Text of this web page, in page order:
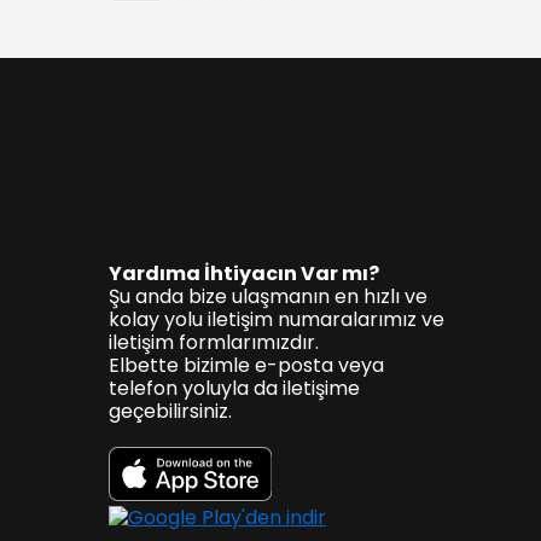
Yardıma İhtiyacın Var mı?
Şu anda bize ulaşmanın en hızlı ve
kolay yolu iletişim numaralarımız ve
iletişim formlarımızdır.
Elbette bizimle e-posta veya
telefon yoluyla da iletişime
geçebilirsiniz.